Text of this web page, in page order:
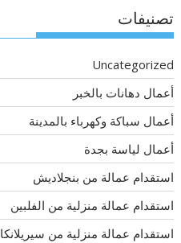
تصنيفات
Uncategorized
أعمال دهانات بالخبر
أعمال سباكة وكهرباء بالمدينة
أعمال لياسة بجدة
استقدام عمالة من بنجلاديش
استقدام عمالة منزلية من الفلبين
استقدام عمالة منزلية من سيريلانكا